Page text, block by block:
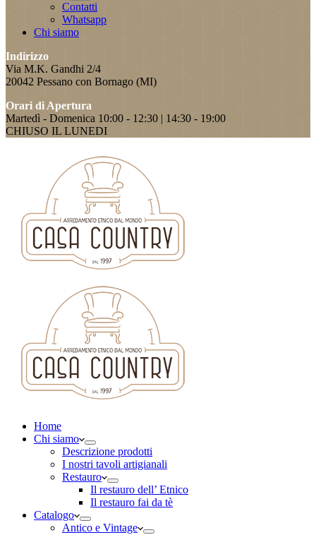
Contatti
Whatsapp
Chi siamo
Indirizzo
Via M.K. Gandhi 2/4
20042 Pessano con Bornago (MI)
Orari di Apertura
Martedì - Domenica 10:00 - 12:30 | 14:30 - 19:00
CHIUSO IL LUNEDI
Home
Chi siamo
Descrizione prodotti
I nostri tavoli artigianali
Restauro
Il restauro dell’ Etnico
Il restauro fai da tè
Catalogo
Antico e Vintage